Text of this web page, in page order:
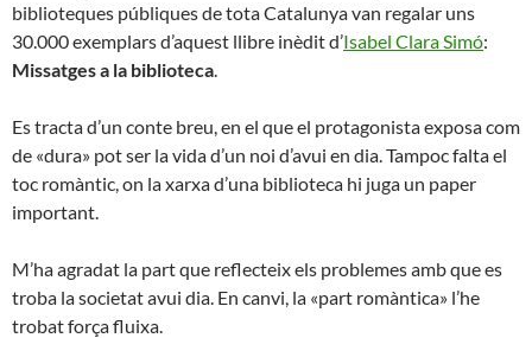
biblioteques públiques de tota Catalunya van regalar uns
30.000 exemplars d’aquest llibre inèdit d’Isabel Clara Simó:
Missatges a la biblioteca.
Es tracta d’un conte breu, en el que el protagonista exposa com
de «dura» pot ser la vida d’un noi d’avui en dia. Tampoc falta el
toc romàntic, on la xarxa d’una biblioteca hi juga un paper
important.
M’ha agradat la part que reflecteix els problemes amb que es
troba la societat avui dia. En canvi, la «part romàntica» l’he
trobat força fluixa.